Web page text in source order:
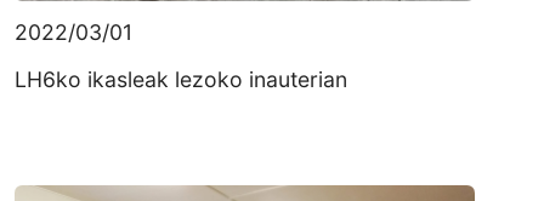
2022/03/01
LH6ko ikasleak lezoko inauterian